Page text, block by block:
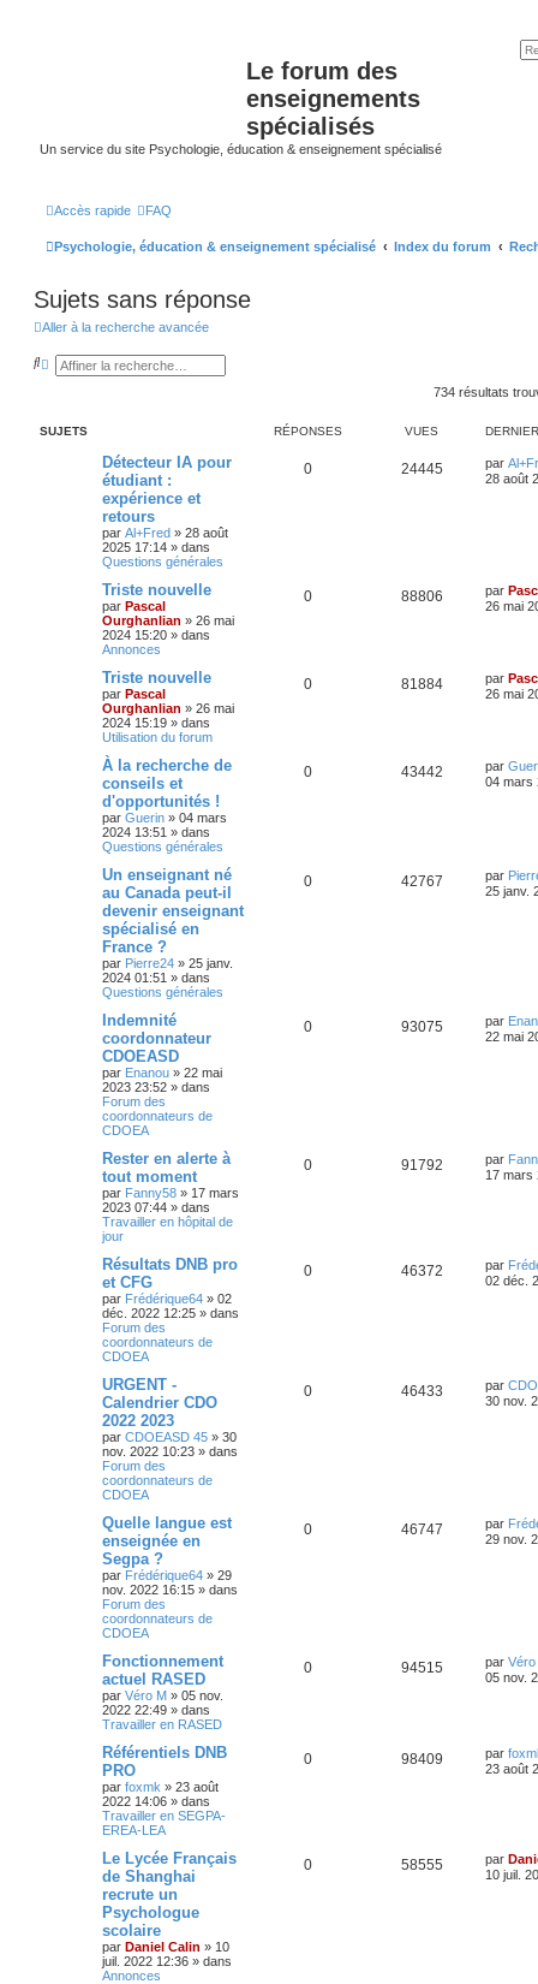
Le forum des
enseignements
spécialisés
Un service du site Psychologie, éducation & enseignement spécialisé
Accès rapide FAQ
Psychologie, éducation & enseignement spécialisé Index du forum
Sujets sans réponse
Aller à la recherche avancée
R
r
R
r
734 résultats
SUJETS RÉPONSES VUES
Détecteur IA pour
étudiant :
expérience et
retours
par Al+Fred » 28 août
2025 17:14 » dans
Questions générales
0 24445 par
28 août
Triste nouvelle
par Pascal
Ourghanlian » 26 mai
2024 15:20 » dans
Annonces
0 88806 par
26 mai
Triste nouvelle
par Pascal
Ourghanlian » 26 mai
2024 15:19 » dans
Utilisation du forum
0 81884 par
26 mai
À la recherche de
conseils et
d'opportunités !
par Guerin » 04 mars
2024 13:51 » dans
Questions générales
0 43442 par
04 mars
Un enseignant né
au Canada peut-il
devenir enseignant
spécialisé en
France ?
par Pierre24 » 25 janv.
2024 01:51 » dans
Questions générales
0 42767 par
25 janv.
Indemnité
coordonnateur
CDOEASD
par Enanou » 22 mai
2023 23:52 » dans
Forum des
coordonnateurs de
CDOEA
0 93075 par
22 mai
Rester en alerte à
tout moment
par Fanny58 » 17 mars
2023 07:44 » dans
Travailler en hôpital de
jour
0 91792 par
17 mars
Résultats DNB pro
et CFG
par Frédérique64 » 02
déc. 2022 12:25 » dans
Forum des
coordonnateurs de
CDOEA
0 46372 par
02 déc.
URGENT -
Calendrier CDO
2022 2023
par CDOEASD 45 » 30
nov. 2022 10:23 » dans
Forum des
coordonnateurs de
CDOEA
0 46433 par
30 nov.
Quelle langue est
enseignée en
Segpa ?
par Frédérique64 » 29
nov. 2022 16:15 » dans
Forum des
coordonnateurs de
CDOEA
0 46747 par
29 nov.
Fonctionnement
actuel RASED
par Véro M » 05 nov.
2022 22:49 » dans
Travailler en RASED
0 94515 par Véro
05 nov.
Référentiels DNB
PRO
par foxmk » 23 août
2022 14:06 » dans
Travailler en SEGPA-
EREA-LEA
0 98409 par
23 août
Le Lycée Français
de Shanghai
recrute un
Psychologue
scolaire
par Daniel Calin » 10
juil. 2022 12:36 » dans
Annonces
0 58555 par
10 juil.